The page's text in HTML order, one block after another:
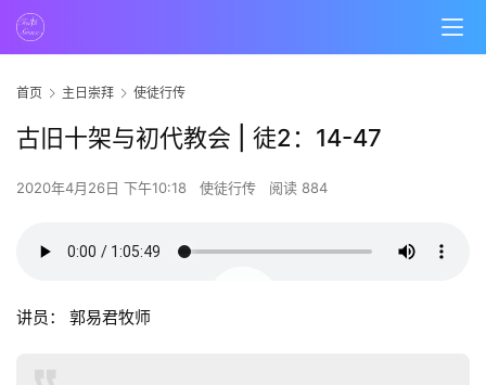
首页 主日崇拜 使徒行传
古旧十架与初代教会 | 徒2：14-47
2020年4月26日 下午10:18 使徒行传 阅读 884
讲员： 郭易君牧师